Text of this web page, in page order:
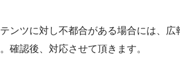
ンツに対し不都合がある場合には、
確認後、対応させて頂きます。